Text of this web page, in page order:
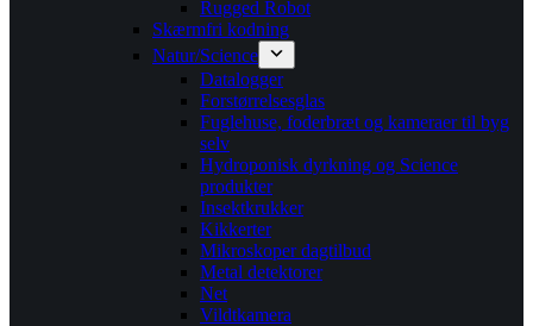
Rugged Robot
Skærmfri kodning
Natur/Science
Datalogger
Forstørrelsesglas
Fuglehuse, foderbræt og kameraer til byg
selv
Hydroponisk dyrkning og Science
produkter
Insektkrukker
Kikkerter
Mikroskoper dagtilbud
Metal detektorer
Net
Vildtkamera